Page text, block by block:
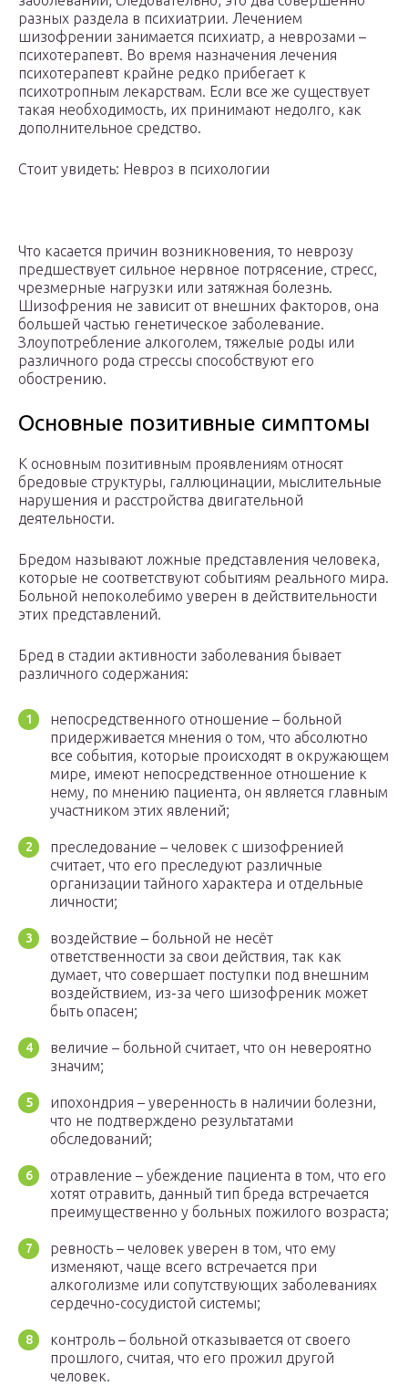
разных раздела в психиатрии. Лечением
шизофрении занимается психиатр, а неврозами –
психотерапевт. Во время назначения лечения
психотерапевт крайне редко прибегает к
психотропным лекарствам. Если все же существует
такая необходимость, их принимают недолго, как
дополнительное средство.
Стоит увидеть: Невроз в психологии
Что касается причин возникновения, то неврозу
предшествует сильное нервное потрясение, стресс,
чрезмерные нагрузки или затяжная болезнь.
Шизофрения не зависит от внешних факторов, она
большей частью генетическое заболевание.
Злоупотребление алкоголем, тяжелые роды или
различного рода стрессы способствуют его
обострению.
Основные позитивные симптомы
К основным позитивным проявлениям относят
бредовые структуры, галлюцинации, мыслительные
нарушения и расстройства двигательной
деятельности.
Бредом называют ложные представления человека,
которые не соответствуют событиям реального мира.
Больной непоколебимо уверен в действительности
этих представлений.
Бред в стадии активности заболевания бывает
различного содержания:
непосредственного отношение – больной
придерживается мнения о том, что абсолютно
все события, которые происходят в окружающем
мире, имеют непосредственное отношение к
нему, по мнению пациента, он является главным
участником этих явлений;
преследование – человек с шизофренией
считает, что его преследуют различные
организации тайного характера и отдельные
личности;
воздействие – больной не несёт
ответственности за свои действия, так как
думает, что совершает поступки под внешним
воздействием, из-за чего шизофреник может
быть опасен;
величие – больной считает, что он невероятно
значим;
ипохондрия – уверенность в наличии болезни,
что не подтверждено результатами
обследований;
отравление – убеждение пациента в том, что его
хотят отравить, данный тип бреда встречается
преимущественно у больных пожилого возраста;
ревность – человек уверен в том, что ему
изменяют, чаще всего встречается при
алкоголизме или сопутствующих заболеваниях
сердечно-сосудистой системы;
контроль – больной отказывается от своего
прошлого, считая, что его прожил другой
человек.